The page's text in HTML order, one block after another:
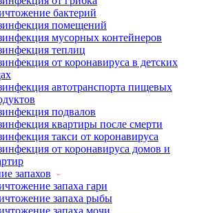
бактерий
помещений
мусорных контейнеров
теплиц
от коронавируса в детских
автотранспорта пищевых
подвалов
квартиры после смерти
такси от коронавируса
от коронавируса домов и
запахов
запаха гари
запаха рыбы
запаха мочи